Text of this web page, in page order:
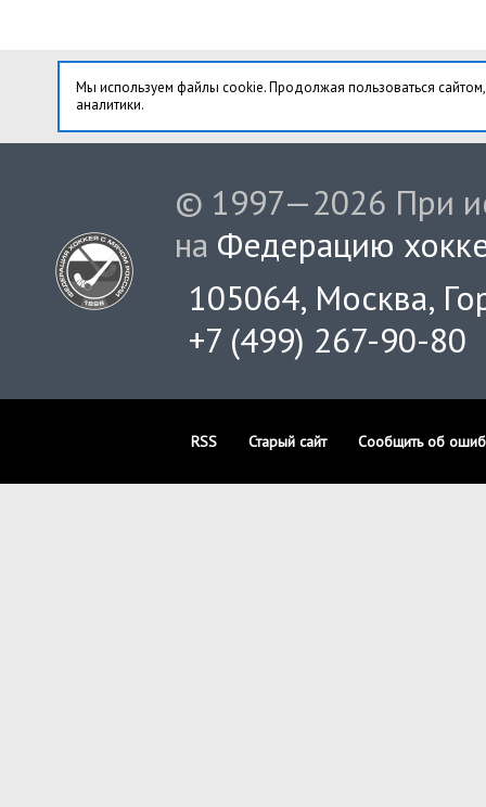
Мы используем файлы cookie. Продолжая пользоваться
аналитики.
© 1997—2026 При
на Федерацию
105064, Москва,
+7 (499) 267-90-80
RSS Старый сайт Сообщить об